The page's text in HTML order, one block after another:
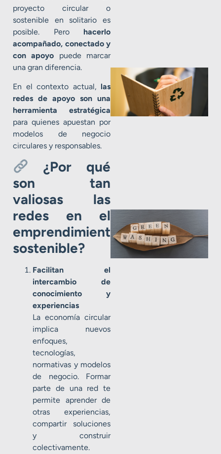
proyecto circular o
sostenible en solitario es
posible. Pero hacerlo
acompañado, conectado y
con apoyo puede marcar
una gran diferencia.
En el contexto actual, las
redes de apoyo son una
herramienta estratégica
para quienes apuestan por
modelos de negocio
circulares y responsables.
¿Por qué
son tan
valiosas las
redes en el
emprendimiento
sostenible?
Facilitan el
intercambio de
conocimiento y
experiencias
La economía circular
implica nuevos
enfoques,
tecnologías,
normativas y modelos
de negocio. Formar
parte de una red te
permite aprender de
otras experiencias,
compartir soluciones
y construir
colectivamente.